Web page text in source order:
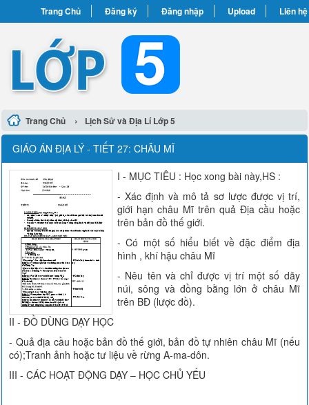
Trang Chủ Đăng ký Đăng nhập Upload Liên hệ
Trang Chủ › Lịch Sử và Địa Lí Lớp 5
GIÁO ÁN ĐỊA LÝ - TIẾT 27: CHÂU MĨ
I - MỤC TIÊU : Học xong bài này,HS :
- Xác định và mô tả sơ lược được vị trí,
giới hạn châu Mĩ trên quả Địa cầu hoặc
trên bản đồ thế giới.
- Có một số hiểu biết về đặc điểm địa
hình , khí hậu châu Mĩ
- Nêu tên và chỉ được vị trí một số dãy
núi, sông và đồng bằng lớn ở châu Mĩ
trên BĐ (lược đồ).
II - ĐỒ DÙNG DẠY HỌC
- Quả địa cầu hoặc bản đồ thế giới, bản đồ tự nhiên châu Mĩ (nếu
có);Tranh ảnh hoặc tư liệu về rừng A-ma-dôn.
III - CÁC HOẠT ĐỘNG DẠY – HỌC CHỦ YẾU